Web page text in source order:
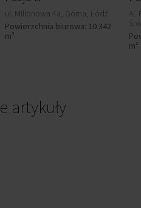
ul. Milionowa 4a, Górna, Łódź
Powierzchnia biurowa: 10 342
m²
Al.
m²
artykuły